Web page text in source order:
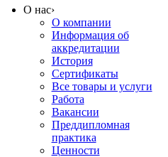
О нас›
О компании
Информация об
аккредитации
История
Сертификаты
Все товары и услуги
Работа
Вакансии
Преддипломная
практика
Ценности